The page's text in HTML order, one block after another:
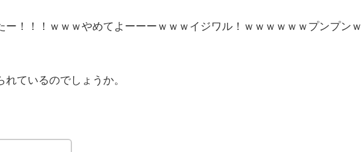
ー！！！ｗｗｗやめてよーーーｗｗｗイジワル！ｗｗｗｗｗｗプンプンｗ
ているのでしょうか。